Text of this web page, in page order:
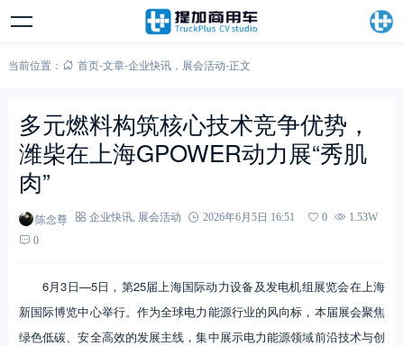
当前位置： 首页-文章-企业快讯， 展会活动-正文
多元燃料构筑核心技术竞争优势，
潍柴在上海GPOWER动力展“秀肌
肉”
陈念尊 企业快讯, 展会活动 2026年6月5日 16:51 0
1.53W
0
6月3日—5日，第25届上海国际动力设备及发电机组展览会在上海
新国际博览中心举行。作为全球电力能源行业的风向标，本届展会聚焦
绿色低碳、安全高效的发展主线，集中展示电力能源领域前沿技术与创